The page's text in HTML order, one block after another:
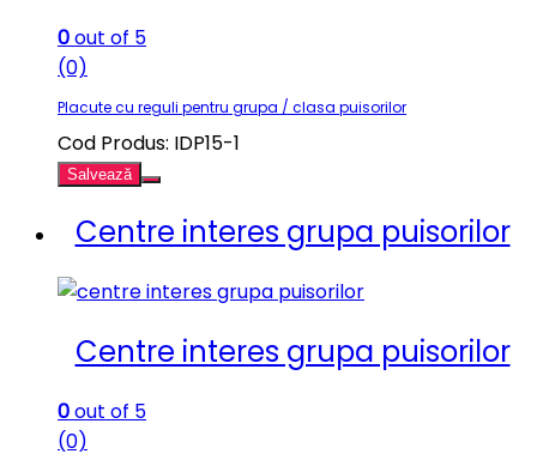
0out of 5
(0)
Placute cu reguli pentru grupa / clasa puisorilor
Cod Produs: IDP15-1
Salvează
Centre interes grupa puisorilor
Centre interes grupa puisorilor
0out of 5
(0)